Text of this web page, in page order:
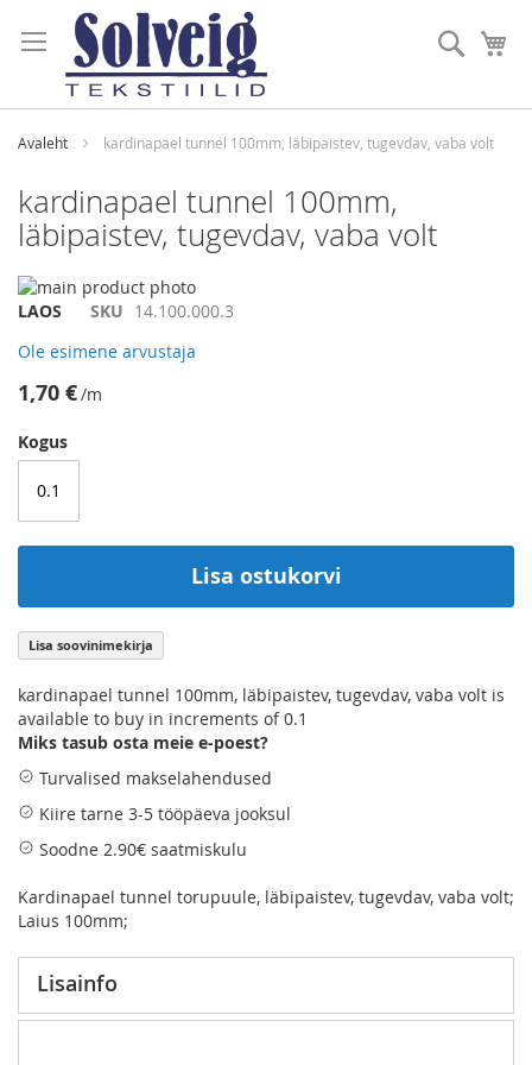
to
Content
Otsi
Avaleht kardinapael tunnel 100mm, läbipaistev, tugevdav, vaba volt
kardinapael tunnel 100mm,
läbipaistev, tugevdav, vaba volt
Skip
to
end
of
the
gallery
Skip
the
beginning
of
images
LAOS SKU 14.100.000.3
Ole esimene arvustaja
1,70 €/m
Kogus
Lisa ostukorvi
Lisa soovinimekirja
kardinapael tunnel 100mm, läbipaistev, tugevdav, vaba volt is
available to buy in increments of 0.1
Miks tasub osta meie e-poest?
Turvalised makselahendused
Kiire tarne 3-5 tööpäeva jooksul
Soodne 2.90€ saatmiskulu
Kardinapael tunnel torupuule, läbipaistev, tugevdav, vaba volt;
Laius 100mm;
Lisainfo